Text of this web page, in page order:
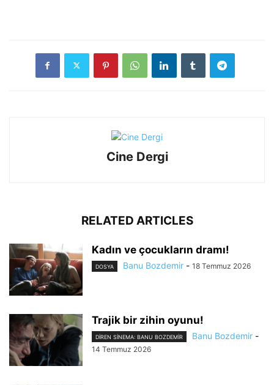
Cine Dergi
RELATED ARTICLES
Kadın ve çocukların dramı!
DOSYA Banu Bozdemir - 18 Temmuz 2026
Trajik bir zihin oyunu!
DIREN SINEMA: BANU BOZDEMIR Banu Bozdemir -
14 Temmuz 2026